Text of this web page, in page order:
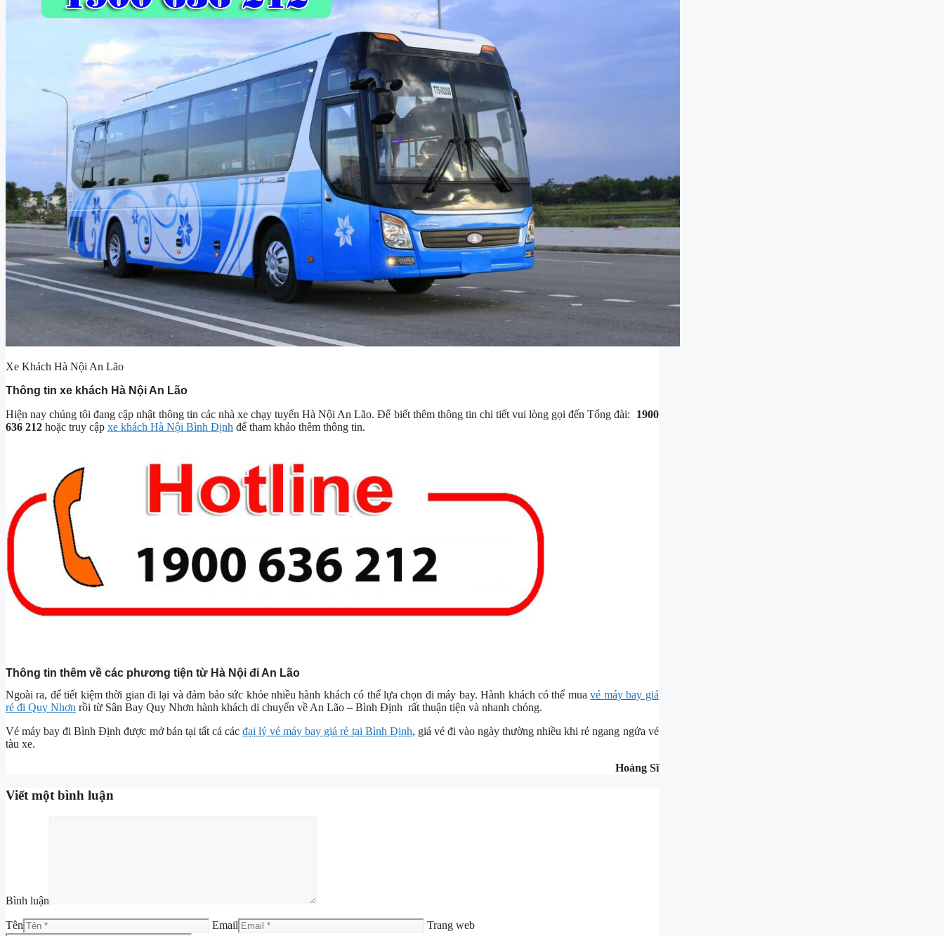
Xe Khách Hà Nội An Lão
Thông tin xe khách Hà Nội An Lão
Hiện nay chúng tôi đang cập nhật thông tin các nhà xe chạy tuyến Hà Nội An Lão. Để biết thêm thông tin chi tiết vui lòng gọi đến Tổng đài:
1900
636 212 hoặc truy cập xe khách Hà Nội Bình Định để tham khảo thêm thông tin.
Thông tin thêm về các phương tiện từ Hà Nội đi An Lão
Ngoài ra, để tiết kiệm thời gian đi lại và đảm bảo sức khỏe nhiều hành khách có thể lựa chọn đi máy bay. Hành khách có thể muavé máy bay giá
rẻ đi Quy Nhơn rồi từ Sân Bay Quy Nhơn hành khách di chuyển về An Lão – Bình Định rất thuận tiện và nhanh chóng.
Vé máy bay đi Bình Định được mở bán tại tất cả các đại lý vé máy bay giá rẻ tại Bình Định, giá vé đi vào ngày thường nhiều khi rẻ ngang ngửa vé
tàu xe.
Hoàng Sĩ
Viết một bình luận
Bình luận
Tên Email Trang web